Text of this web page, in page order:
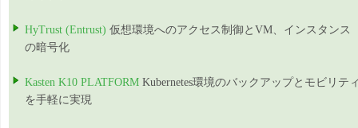
HyTrust (Entrust) 仮想環境へのアクセス制御とVM、インスタンス
の暗号化
Kasten K10 PLATFORM Kubernetes環境のバックアップとモビリテ
を手軽に実現